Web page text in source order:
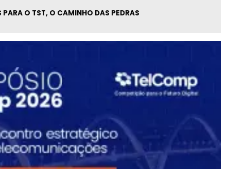
PARA O TST, O CAMINHO DAS PEDRAS